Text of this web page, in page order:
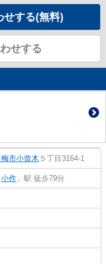
せする(無料)
せする
市小曾木 ５丁目3164-1
小作 」駅 徒歩79分